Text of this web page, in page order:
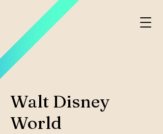
Walt Disney
World